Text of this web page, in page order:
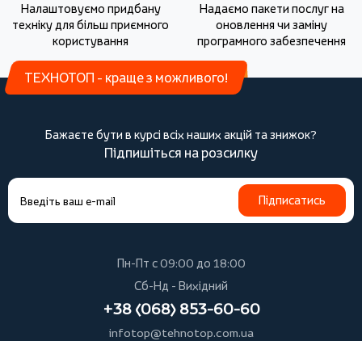
Налаштовуємо придбану
техніку для більш приємного
користування
Надаємо пакети послуг на
оновлення чи заміну
програмного забезпечення
ТЕХНОТОП - краще з можливого!
Бажаєте бути в курсі всіх наших акцій та знижок?
Підпишіться на розсилку
Підписатись
Пн-Пт с 09:00 до 18:00
Сб-Нд - Вихідний
+38 (068) 853-60-60
infotop@tehnotop.com.ua